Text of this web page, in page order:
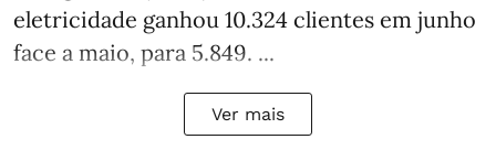
eletricidade ganhou 10.324 clientes em junho
face a maio, para 5.849. ...
Ver mais